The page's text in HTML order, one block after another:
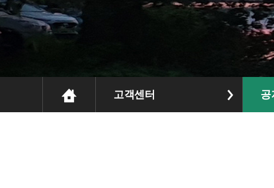
고객센터 공